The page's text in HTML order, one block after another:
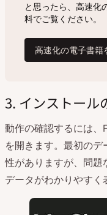
3. インストール
動作の確認するには
を開きます。最初の
性がありますが、問
データがわかりやすく